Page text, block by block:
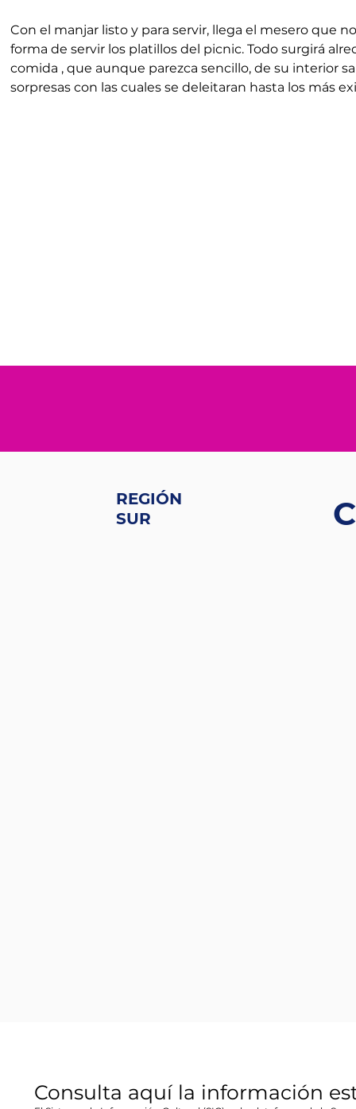
Con el manjar listo y para servir, llega el mesero que
forma de servir los platillos del picnic. Todo surgirá
comida , que aunque parezca sencillo, de su interior
sorpresas con las cuales se deleitaran hasta los más
REGIÓN
SUR
Consulta aquí la información